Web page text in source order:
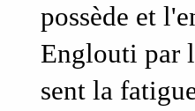
possède et
Englouti par
sent la